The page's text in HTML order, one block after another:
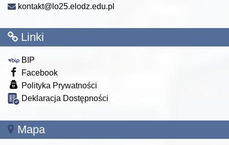
kontakt@lo25.elodz.edu.pl
Linki
BIP
Facebook
Polityka Prywatności
Deklaracja Dostępności
Mapa